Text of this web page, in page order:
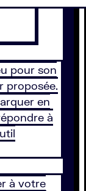
pour son
proposée.
en
à
à votre